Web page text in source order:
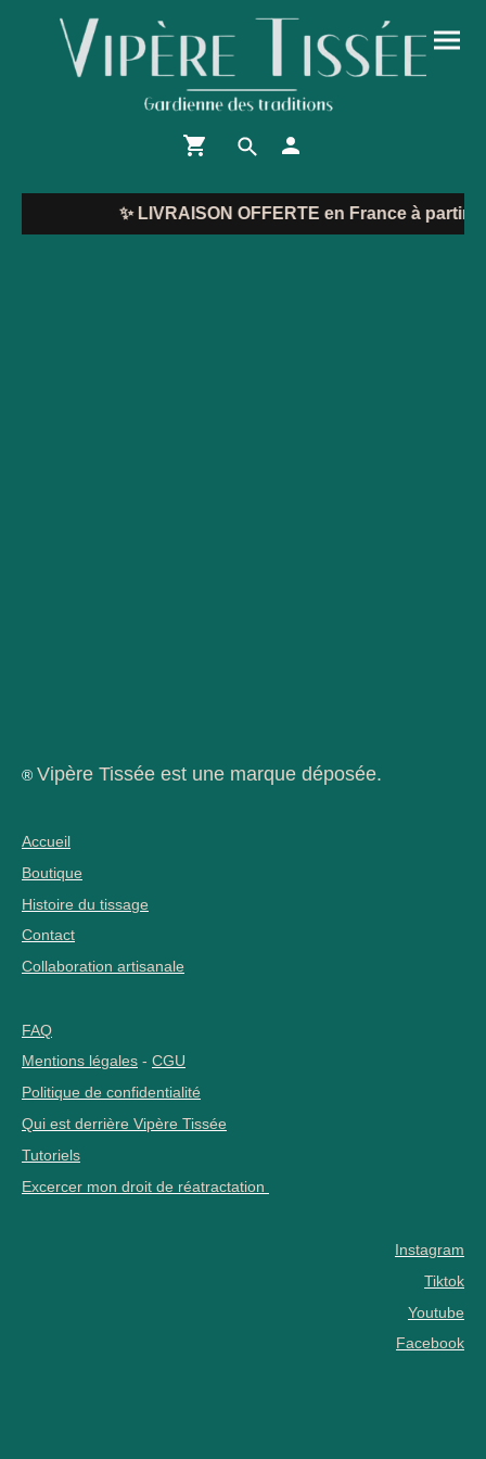
✨LIVRAISON OFFERTE en France à partir
® Vipère Tissée est une marque déposée.
Accueil
Boutique
Histoire du tissage
Contact
Collaboration artisanale
FAQ
Mentions légales - CGU
Politique de confidentialité
Qui est derrière Vipère Tissée
Tutoriels
Excercer mon droit de réatractation
Instagram
Tiktok
Youtube
Facebook